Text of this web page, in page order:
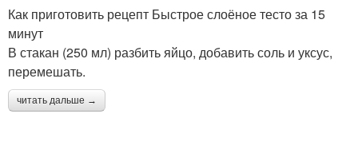
Как приготовить рецепт Быстрое слоёное тесто за 15
минут
В стакан (250 мл) разбить яйцо, добавить соль и уксус,
перемешать.
читать дальше →